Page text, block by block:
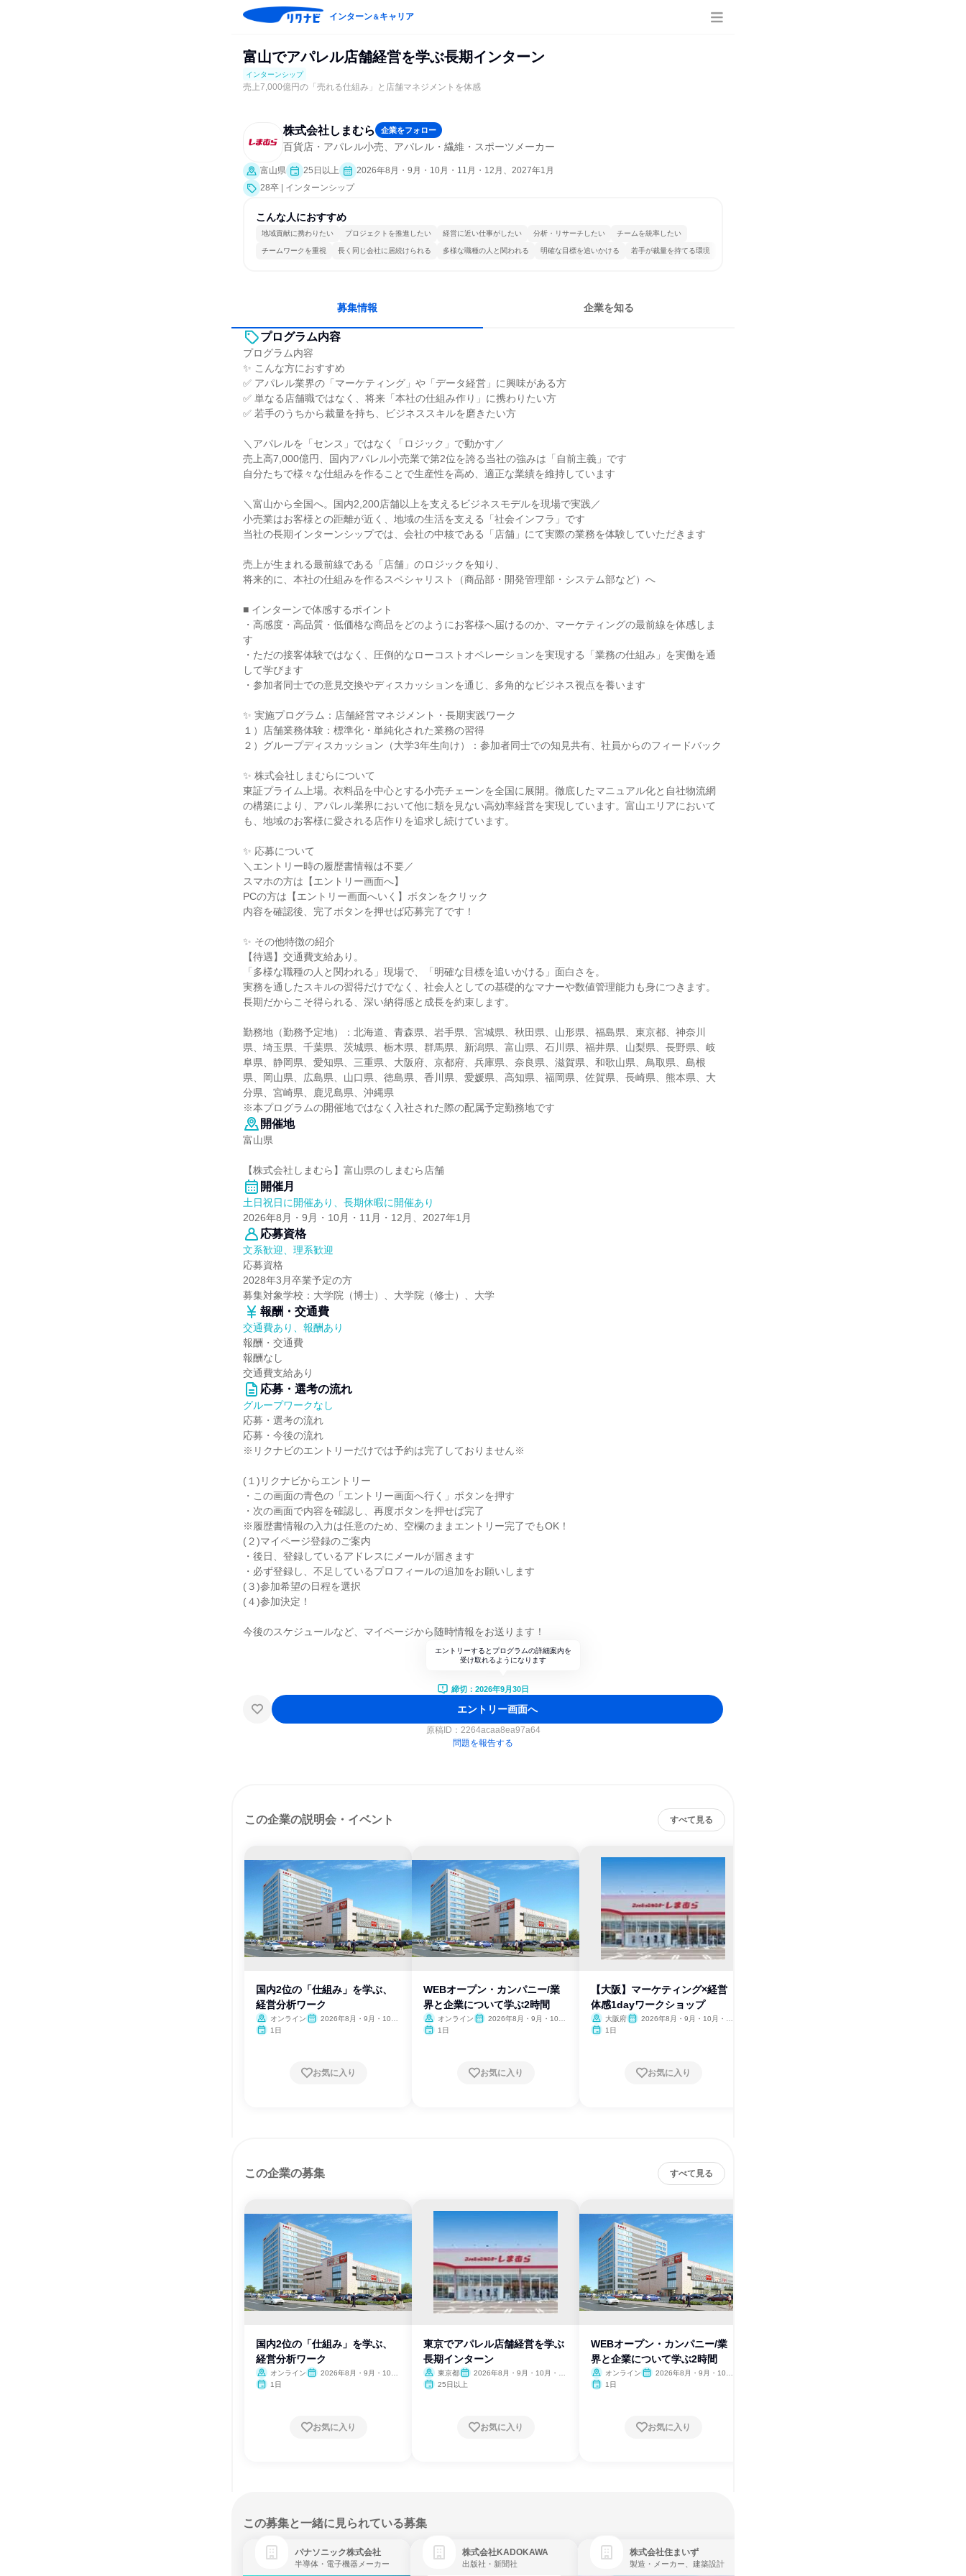
インターン＆キャリア
富山でアパレル店舗経営を学ぶ長期インターン
インターンシップ
売上7,000億円の「売れる仕組み」と店舗マネジメントを体感
株式会社しまむら 企業をフォロー
百貨店・アパレル小売、アパレル・繊維・スポーツメーカー
富山県 25日以上
2026年8月・9月・10月・11月・12月、2027年1月
28卒 | インターンシップ
こんな人におすすめ
地域貢献に携わりたい プロジェクトを推進したい 経営に近い仕事がしたい 分析・リサーチしたい チームを統率したい
チームワークを重視 長く同じ会社に居続けられる 多様な職種の人と関われる 明確な目標を追いかける 若手が裁量を持てる環境
募集情報 企業を知る
プログラム内容
プログラム内容
✨ こんな方におすすめ
✅ アパレル業界の「マーケティング」や「データ経営」に興味がある方
✅ 単なる店舗職ではなく、将来「本社の仕組み作り」に携わりたい方
✅ 若手のうちから裁量を持ち、ビジネススキルを磨きたい方
＼アパレルを「センス」ではなく「ロジック」で動かす／
売上高7,000億円、国内アパレル小売業で第2位を誇る当社の強みは「自前主義」です
自分たちで様々な仕組みを作ることで生産性を高め、適正な業績を維持しています
＼富山から全国へ。国内2,200店舗以上を支えるビジネスモデルを現場で実践／
小売業はお客様との距離が近く、地域の生活を支える「社会インフラ」です
当社の長期インターンシップでは、会社の中核である「店舗」にて実際の業務を体験していただきます
売上が生まれる最前線である「店舗」のロジックを知り、
将来的に、本社の仕組みを作るスペシャリスト（商品部・開発管理部・システム部など）へ
■ インターンで体感するポイント
・高感度・高品質・低価格な商品をどのようにお客様へ届けるのか、マーケティングの最前線を体感しま
す
・ただの接客体験ではなく、圧倒的なローコストオペレーションを実現する「業務の仕組み」を実働を通
して学びます
・参加者同士での意見交換やディスカッションを通じ、多角的なビジネス視点を養います
✨ 実施プログラム：店舗経営マネジメント・長期実践ワーク
１）店舗業務体験：標準化・単純化された業務の習得
２）グループディスカッション（大学3年生向け）：参加者同士での知見共有、社員からのフィードバック
✨ 株式会社しまむらについて
東証プライム上場。衣料品を中心とする小売チェーンを全国に展開。徹底したマニュアル化と自社物流網
の構築により、アパレル業界において他に類を見ない高効率経営を実現しています。富山エリアにおいて
も、地域のお客様に愛される店作りを追求し続けています。
✨ 応募について
＼エントリー時の履歴書情報は不要／
スマホの方は【エントリー画面へ】
PCの方は【エントリー画面へいく】ボタンをクリック
内容を確認後、完了ボタンを押せば応募完了です！
✨ その他特徴の紹介
【待遇】交通費支給あり。
「多様な職種の人と関われる」現場で、「明確な目標を追いかける」面白さを。
実務を通したスキルの習得だけでなく、社会人としての基礎的なマナーや数値管理能力も身につきます。
長期だからこそ得られる、深い納得感と成長を約束します。
勤務地（勤務予定地）：北海道、青森県、岩手県、宮城県、秋田県、山形県、福島県、東京都、神奈川
県、埼玉県、千葉県、茨城県、栃木県、群馬県、新潟県、富山県、石川県、福井県、山梨県、長野県、岐
阜県、静岡県、愛知県、三重県、大阪府、京都府、兵庫県、奈良県、滋賀県、和歌山県、鳥取県、島根
県、岡山県、広島県、山口県、徳島県、香川県、愛媛県、高知県、福岡県、佐賀県、長崎県、熊本県、大
分県、宮崎県、鹿児島県、沖縄県
※本プログラムの開催地ではなく入社された際の配属予定勤務地です
開催地
富山県
【株式会社しまむら】富山県のしまむら店舗
開催月
土日祝日に開催あり、長期休暇に開催あり
2026年8月・9月・10月・11月・12月、2027年1月
応募資格
文系歓迎、理系歓迎
応募資格
2028年3月卒業予定の方
募集対象学校：大学院（博士）、大学院（修士）、大学
報酬・交通費
交通費あり、報酬あり
報酬・交通費
報酬なし
交通費支給あり
応募・選考の流れ
グループワークなし
応募・選考の流れ
応募・今後の流れ
※リクナビのエントリーだけでは予約は完了しておりません※
(１)リクナビからエントリー
・この画面の青色の「エントリー画面へ行く」ボタンを押す
・次の画面で内容を確認し、再度ボタンを押せば完了
※履歴書情報の入力は任意のため、空欄のままエントリー完了でもOK！
(２)マイページ登録のご案内
・後日、登録しているアドレスにメールが届きます
・必ず登録し、不足しているプロフィールの追加をお願いします
(３)参加希望の日程を選択
(４)参加決定！
今後のスケジュールなど、マイページから随時情報をお送ります！
エントリーするとプログラムの詳細案内を
受け取れるようになります
締切：2026年9月30日
エントリー画面へ
原稿ID： 2264acaa8ea97a64
問題を報告する
この企業の説明会・イベント すべて見る
国内2位の「仕組み」を学ぶ、
経営分析ワーク
オンライン
2026年8月・9月・10
1日
お気に入り
WEBオープン・カンパニー/業
界と企業について学ぶ2時間
オンライン
2026年8月・9月・10
1日
お気に入り
【大阪】マーケティング×経営
体感1dayワークショップ
大阪府
2026年8月・9月・10月・11
1日
お気に入り
この企業の募集 すべて見る
国内2位の「仕組み」を学ぶ、
経営分析ワーク
オンライン
2026年8月・9月・10
1日
お気に入り
東京でアパレル店舗経営を学ぶ
長期インターン
東京都
2026年8月・9月・10月・11
月・12月、2027年1月
25日以上
お気に入り
WEBオープン・カンパニー/業
界と企業について学ぶ2時間
オンライン
2026年8月・9月・10
1日
お気に入り
この募集と一緒に見られている募集
パナソニック株式会社
半導体・電子機器メーカー
株式会社KADOKAWA
出版社・新聞社
株式会社住まいず
製造・メーカー、建築設計